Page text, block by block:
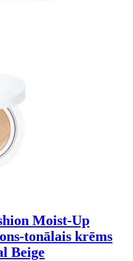
Moist-Up
tonālais krēms
Beige